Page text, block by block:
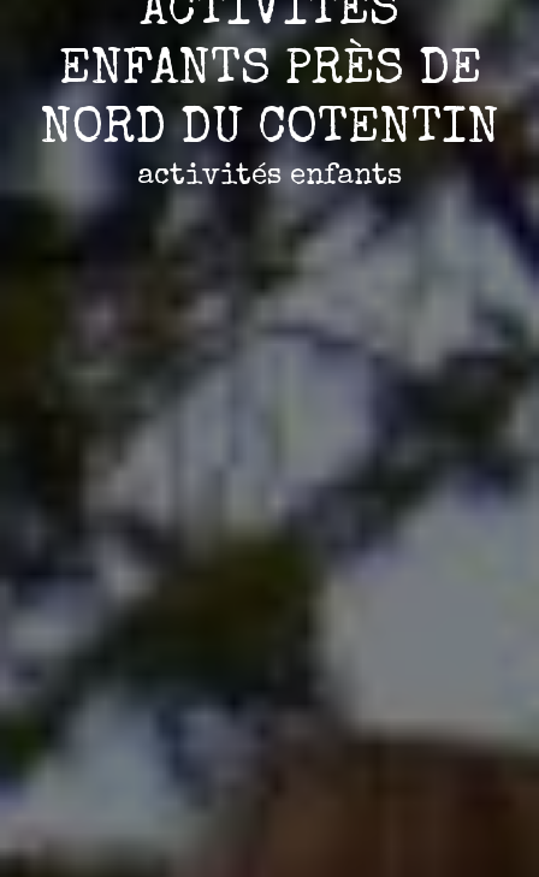
ACTIVITÉS
ENFANTS PRÈS DE
NORD DU COTENTIN
activités enfants